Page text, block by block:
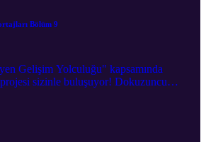
Bölüm 9
Gelişim Yolculuğu" kapsamında
sizinle buluşuyor! Dokuzuncu
Borusan Makina ve Güç Sistemleri Formen
yolculukları hakkındaki bütün bilgileri
süreçte yaşadıklarını öğreniyoruz.